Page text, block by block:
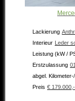
Lackierung
Interieur Leder
Leistung (kW /
Erstzulassung
abgel.
Preis € 179.000,-